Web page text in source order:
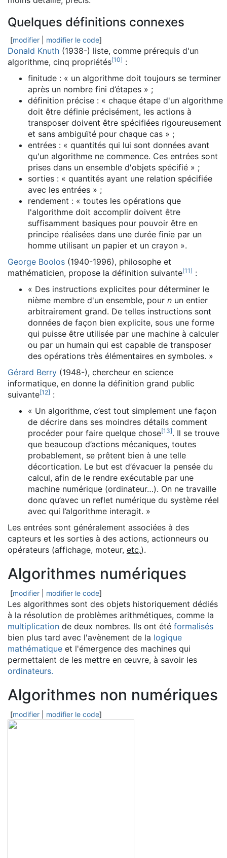
Quelques définitions connexes
[modifier modifier le code]
Donald Knuth (1938-) liste, comme prérequis d'un
algorithme, cinq propriétés[10] :
finitude : « un algorithme doit toujours se terminer
après un nombre fini d’étapes » ;
définition précise : « chaque étape d'un algorithme
doit être définie précisément, les actions à
transposer doivent être spécifiées rigoureusement
et sans ambiguïté pour chaque cas » ;
entrées : « quantités qui lui sont données avant
qu'un algorithme ne commence. Ces entrées sont
prises dans un ensemble d'objets spécifié » ;
sorties : « quantités ayant une relation spécifiée
avec les entrées » ;
rendement : « toutes les opérations que
l'algorithme doit accomplir doivent être
suffisamment basiques pour pouvoir être en
principe réalisées dans une durée finie par un
homme utilisant un papier et un crayon ».
George Boolos (1940-1996), philosophe et
mathématicien, propose la définition suivante[11] :
« Des instructions explicites pour déterminer le
nième membre d'un ensemble, pour n un entier
arbitrairement grand. De telles instructions sont
données de façon bien explicite, sous une forme
qui puisse être utilisée par une machine à calculer
ou par un humain qui est capable de transposer
des opérations très élémentaires en symboles. »
Gérard Berry (1948-), chercheur en science
informatique, en donne la définition grand public
suivante[12] :
« Un algorithme, c’est tout simplement une façon
de décrire dans ses moindres détails comment
procéder pour faire quelque chose[13]. Il se trouve
que beaucoup d’actions mécaniques, toutes
probablement, se prêtent bien à une telle
décortication. Le but est d’évacuer la pensée du
calcul, afin de le rendre exécutable par une
machine numérique (ordinateur…). On ne travaille
donc qu’avec un reflet numérique du système réel
avec qui l’algorithme interagit. »
Les entrées sont généralement associées à des
capteurs et les sorties à des actions, actionneurs ou
opérateurs (affichage, moteur, etc.).
Algorithmes numériques
[modifier modifier le code]
Les algorithmes sont des objets historiquement dédiés
à la résolution de problèmes arithmétiques, comme la
multiplication de deux nombres. Ils ont été formalisés
bien plus tard avec l'avènement de la logique
mathématique et l'émergence des machines qui
permettaient de les mettre en œuvre, à savoir les
ordinateurs.
Algorithmes non numériques
[modifier modifier le code]